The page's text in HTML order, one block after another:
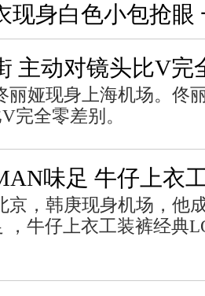
现身白色小包抢眼
主动对镜头比V完
丽娅现身上海机场。佟
完全零差别。
味足 牛仔上衣
京，韩庚现身机场，他
，牛仔上衣工装裤经典